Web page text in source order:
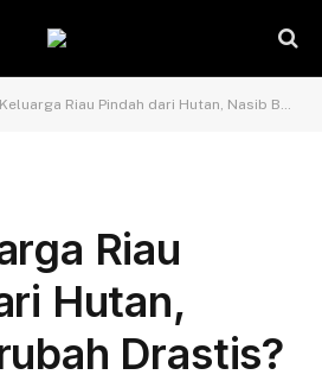
Riau Pindah dari Hutan, Nasib Berubah Drastis?
Riau
Hutan,
Drastis?